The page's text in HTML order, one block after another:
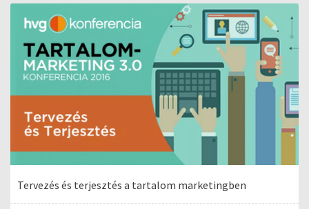
Tervezés és terjesztés a tartalom marketingben